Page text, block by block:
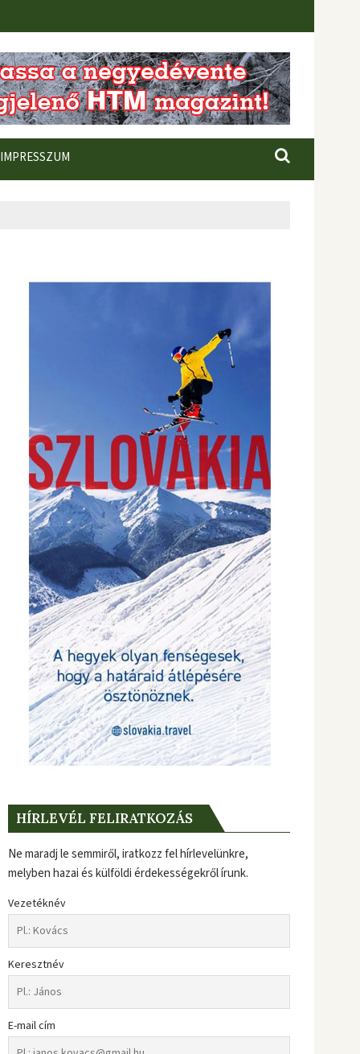
IMPRESSZUM
HÍRLEVÉL FELIRATKOZÁS
Ne maradj le semmiről, iratkozz fel hírlevelünkre,
melyben hazai és külföldi érdekességekről írunk.
Vezetéknév
Keresztnév
E-mail cím